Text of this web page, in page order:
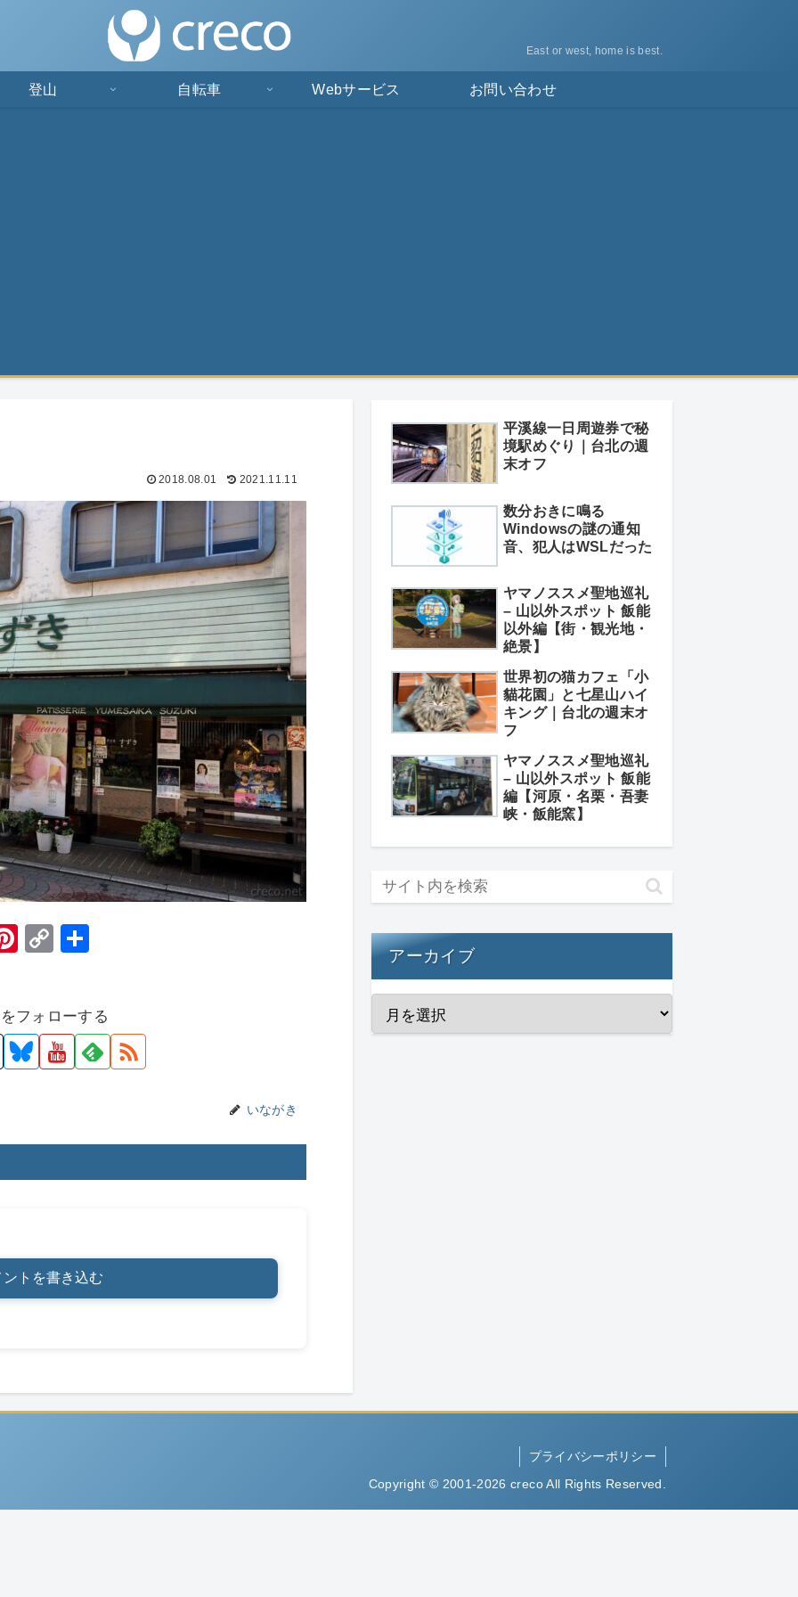
East or west, home is best.
登山 自転車 Webサービス お問い合わせ
2018.08.01 2021.11.11
Pi
e
st
C
y
Li
フォローする
いながき
ントを書き込む
平溪線一日周遊券で秘
境駅めぐり｜台北の週
末オフ
数分おきに鳴る
Windowsの謎の通知
音、犯人はWSLだった
ヤマノススメ聖地巡礼
– 山以外スポット 飯能
以外編【街・観光地・
絶景】
世界初の猫カフェ「小
貓花園」と七星山ハイ
キング｜台北の週末オ
フ
ヤマノススメ聖地巡礼
– 山以外スポット 飯能
編【河原・名栗・吾妻
峡・飯能窯】
アーカイブ
プライバシーポリシー
Copyright © 2001-2026 creco All Rights Reserved.